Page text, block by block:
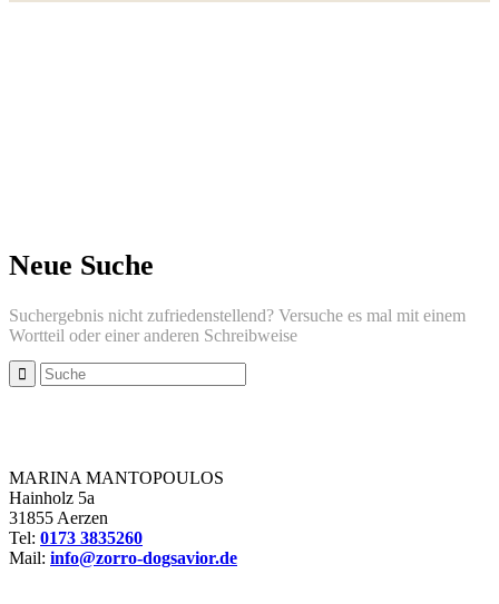
Neue Suche
Suchergebnis nicht zufriedenstellend? Versuche es mal mit einem
Wortteil oder einer anderen Schreibweise
MARINA MANTOPOULOS
Hainholz 5a
31855 Aerzen
Tel: 0173 3835260
Mail: info@zorro-dogsavior.de